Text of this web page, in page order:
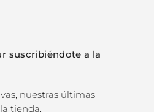
suscribiéndote a la
nuestras últimas
tienda.